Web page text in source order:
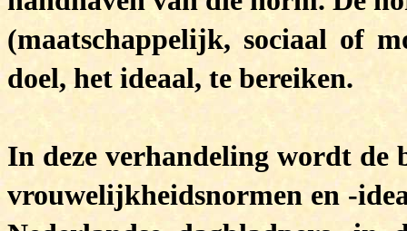
(maatschappelijk, sociaal of
doel, het ideaal, te bereiken.
In deze verhandeling wordt de
vrouwelijkheidsnormen en -